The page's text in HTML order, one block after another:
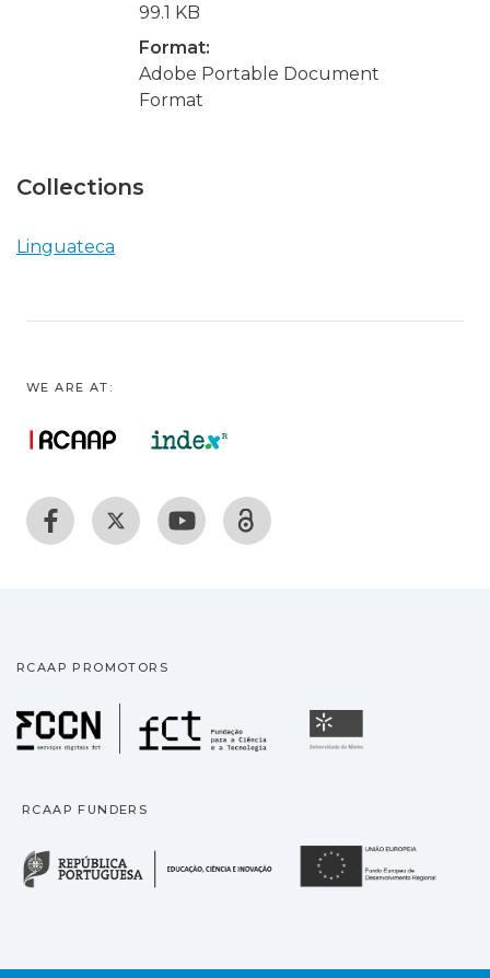
99.1 KB
Format:
Adobe Portable Document
Format
Collections
Linguateca
WE ARE AT:
RCAAP PROMOTORS
Fundação para a
RCAAP FUNDERS
República Portuguesa